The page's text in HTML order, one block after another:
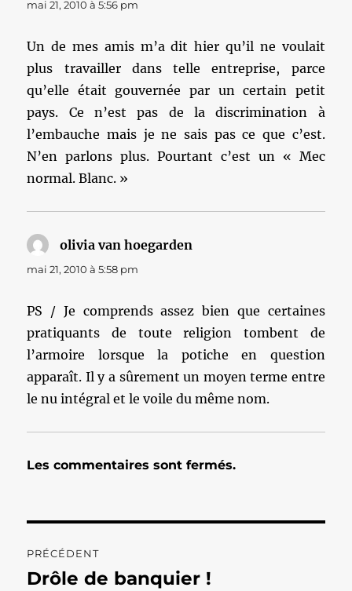
mai 21, 2010 à 5:56 pm
Un de mes amis m’a dit hier qu’il ne voulait
plus travailler dans telle entreprise, parce
qu’elle était gouvernée par un certain petit
pays. Ce n’est pas de la discrimination à
l’embauche mais je ne sais pas ce que c’est.
N’en parlons plus. Pourtant c’est un « Mec
normal. Blanc. »
olivia van hoegarden
mai 21, 2010 à 5:58 pm
PS / Je comprends assez bien que certaines
pratiquants de toute religion tombent de
l’armoire lorsque la potiche en question
apparaît. Il y a sûrement un moyen terme entre
le nu intégral et le voile du même nom.
Les commentaires sont fermés.
de
PRÉCÉDENT
Publication
Drôle de banquier !